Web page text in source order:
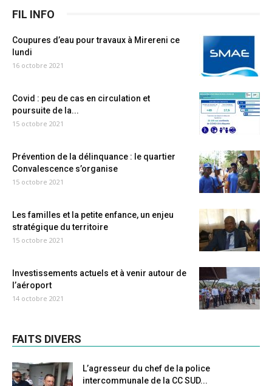
FIL INFO
Coupures d’eau pour travaux à Mirereni ce
lundi
16 octobre 2021
Covid : peu de cas en circulation et
poursuite de la...
15 octobre 2021
Prévention de la délinquance : le quartier
Convalescence s’organise
15 octobre 2021
Les familles et la petite enfance, un enjeu
stratégique du territoire
15 octobre 2021
Investissements actuels et à venir autour de
l’aéroport
14 octobre 2021
FAITS DIVERS
L’agresseur du chef de la police
intercommunale de la CC SUD...